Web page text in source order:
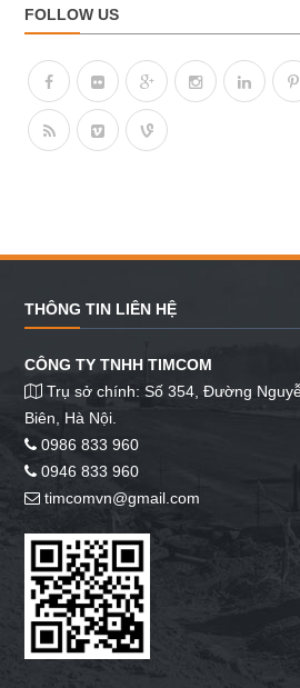
FOLLOW US
THÔNG TIN LIÊN HỆ
CÔNG TY TNHH TIMCOM
Trụ sở chính: Số 354, Đường
Biên, Hà Nội.
0986 833 960
0946 833 960
timcomvn@gmail.com